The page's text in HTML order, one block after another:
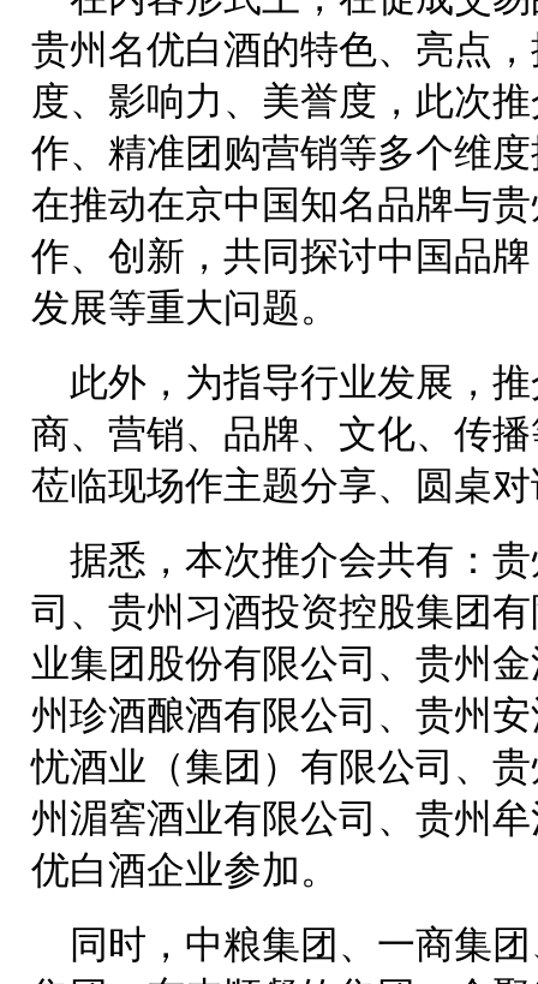
贵州名优白酒的特色、亮点
度、影响力、美誉度，此次
作、精准团购营销等多个维
在推动在京中国知名品牌与
作、创新，共同探讨中国品
发展等重大问题。
此外，为指导行业发展，
商、营销、品牌、文化、传
莅临现场作主题分享、圆桌
据悉，本次推介会共有：
司、贵州习酒投资控股集团
业集团股份有限公司、贵州
州珍酒酿酒有限公司、贵州
忧酒业（集团）有限公司、
州湄窖酒业有限公司、贵州
优白酒企业参加。
同时，中粮集团、一商集